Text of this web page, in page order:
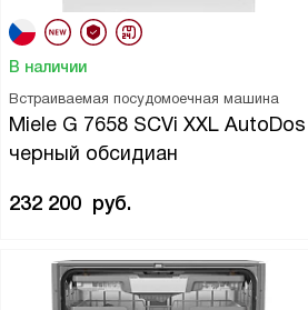
Встраиваемая посудомоечная машина
Miele G 7658 SCVi XXL AutoDos
черный обсидиан
В наличии
232 200 руб.